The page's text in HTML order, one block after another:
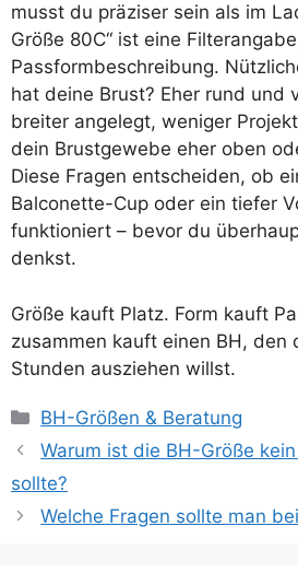
musst du präziser sein als im
Größe 80C“ ist eine
Passformbeschreibung.
hat deine Brust? Eher rund und
breiter angelegt, weniger
dein Brustgewebe eher oben
Diese Fragen entscheiden, ob
Balconette-Cup oder ein tiefer
funktioniert – bevor du
denkst.
Größe kauft Platz. Form kauft
zusammen kauft einen BH, den
Stunden ausziehen willst.
Kategorien
BH-Größen & Beratung
Warum ist die BH-Größe
sollte?
Welche Fragen sollte man